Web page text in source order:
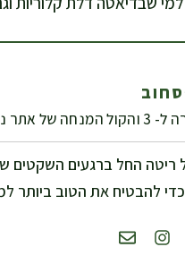
נוטרי-מאיה
החל ברגעים השקטים
להבטיח את הטוב ביותר